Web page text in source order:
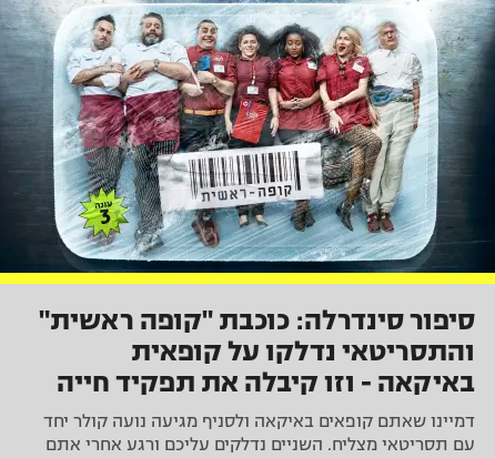
סיפור סינדרלה: כוכבת "קופה ראשית"
והתסריטאי נדלקו על קופאית
באיקאה - וזו קיבלה את תפקיד חייה
דמיינו שאתם קופאים באיקאה ולסניף מגיעה נועה קולר יחד
עם תסריטאי מצליח. השניים נדלקים עליכם ורגע אחרי אתם